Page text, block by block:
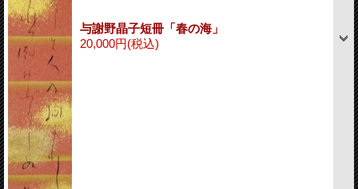
与謝野晶子短冊「春の海」
20,000円(税込)